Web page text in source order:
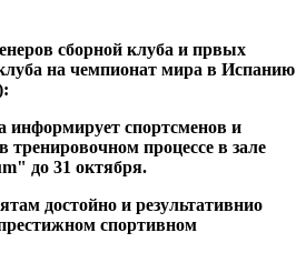
сборной клуба и првых
на чемпионат мира в Испанию
информирует спортсменов и
тренировочном процессе в зале
до 31 октября.
достойно и результативнио
спортивном